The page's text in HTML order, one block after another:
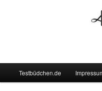
Testbüdchen.de